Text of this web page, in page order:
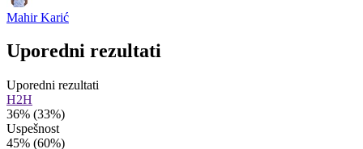
Mahir Karić
Uporedni rezultati
Uporedni rezultati
H2H
36% (33%)
Uspešnost
45% (60%)